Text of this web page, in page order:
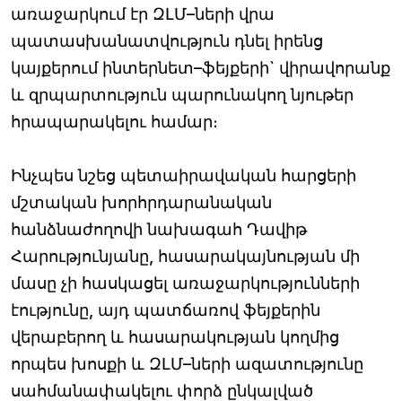
առաջարկում էր ԶԼՄ–ների վրա
պատասխանատվություն դնել իրենց
կայքերում ինտերնետ–ֆեյքերի` վիրավորանք
և զրպարտություն պարունակող նյութեր
հրապարակելու համար։
Ինչպես նշեց պետաիրավական հարցերի
մշտական խորհրդարանական
հանձնաժողովի նախագահ Դավիթ
Հարությունյանը, հասարակայնության մի
մասը չի հասկացել առաջարկությունների
էությունը, այդ պատճառով ֆեյքերին
վերաբերող և հասարակության կողմից
որպես խոսքի և ԶԼՄ–ների ազատությունը
սահմանափակելու փորձ ընկալված